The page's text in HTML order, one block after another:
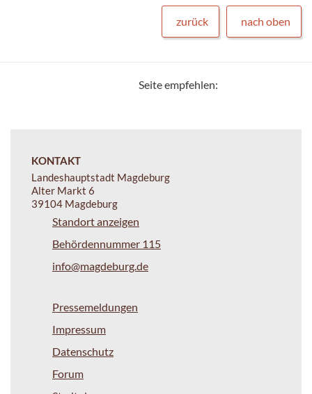
zurück nach oben
Seite empfehlen:
KONTAKT
Landeshauptstadt Magdeburg
Alter Markt 6
39104 Magdeburg
Standort anzeigen
Behördennummer 115
info@magdeburg.de
Pressemeldungen
Impressum
Datenschutz
Forum